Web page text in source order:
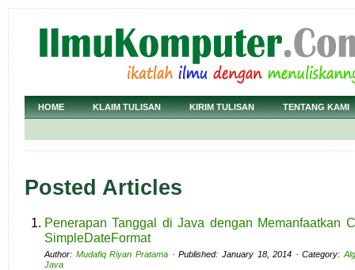
HOME KLAIM TULISAN KIRIM TULISAN TENTANG KAMI
Posted Articles
Penerapan Tanggal di Java dengan Memanfaatkan
SimpleDateFormat
Author: Mudafiq Riyan Pratama· Published: January 18, 2014 · Category:
Java